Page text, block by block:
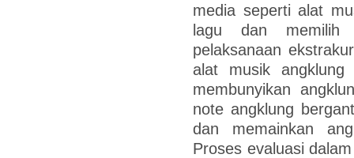
media seperti alat
lagu dan memilih
pelaksanaan
alat musik
membunyikan
note angklung
dan memainkan
Proses evaluasi